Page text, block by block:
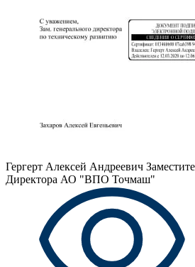
Гергерт Алексей Андреевич
Директора АО "ВПО Точмаш"